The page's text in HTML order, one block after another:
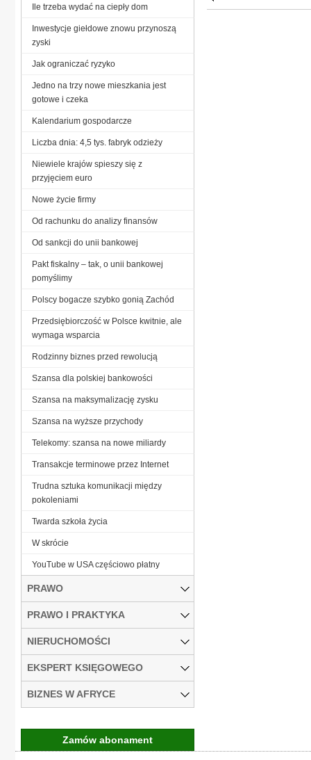
Ile trzeba wydać na ciepły dom
Inwestycje giełdowe znowu przynoszą
zyski
Jak ograniczać ryzyko
Jedno na trzy nowe mieszkania jest
gotowe i czeka
Kalendarium gospodarcze
Liczba dnia: 4,5 tys. fabryk odzieży
Niewiele krajów spieszy się z
przyjęciem euro
Nowe życie firmy
Od rachunku do analizy finansów
Od sankcji do unii bankowej
Pakt fiskalny – tak, o unii bankowej
pomyślimy
Polscy bogacze szybko gonią Zachód
Przedsiębiorczość w Polsce kwitnie, ale
wymaga wsparcia
Rodzinny biznes przed rewolucją
Szansa dla polskiej bankowości
Szansa na maksymalizację zysku
Szansa na wyższe przychody
Telekomy: szansa na nowe miliardy
Transakcje terminowe przez Internet
Trudna sztuka komunikacji między
pokoleniami
Twarda szkoła życia
W skrócie
YouTube w USA częściowo płatny
PRAWO
PRAWO I PRAKTYKA
NIERUCHOMOŚCI
EKSPERT KSIĘGOWEGO
BIZNES W AFRYCE
Zamów abonament